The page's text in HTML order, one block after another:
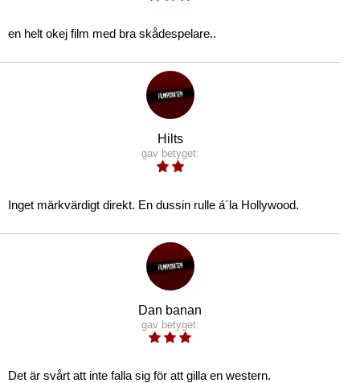
en helt okej film med bra skådespelare..
Hilts
gav betyget:
Inget märkvärdigt direkt. En dussin rulle á´la Hollywood.
Dan banan
gav betyget:
Det är svårt att inte falla sig för att gilla en western.